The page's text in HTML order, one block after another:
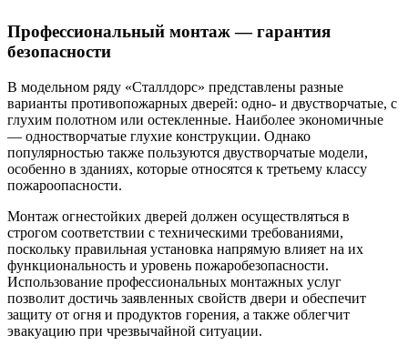
Профессиональный монтаж — гарантия
безопасности
В модельном ряду «Сталлдорс» представлены разные
варианты противопожарных дверей: одно- и двустворчатые, с
глухим полотном или остекленные. Наиболее экономичные
— одностворчатые глухие конструкции. Однако
популярностью также пользуются двустворчатые модели,
особенно в зданиях, которые относятся к третьему классу
пожароопасности.
Монтаж огнестойких дверей должен осуществляться в
строгом соответствии с техническими требованиями,
поскольку правильная установка напрямую влияет на их
функциональность и уровень пожаробезопасности.
Использование профессиональных монтажных услуг
позволит достичь заявленных свойств двери и обеспечит
защиту от огня и продуктов горения, а также облегчит
эвакуацию при чрезвычайной ситуации.